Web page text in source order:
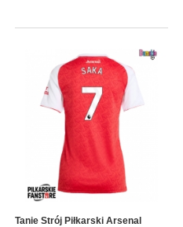
Tanie Strój Piłkarski Arsenal